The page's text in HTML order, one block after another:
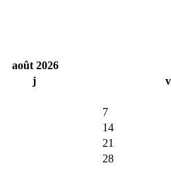
août 2026
j v
7
14
21
28